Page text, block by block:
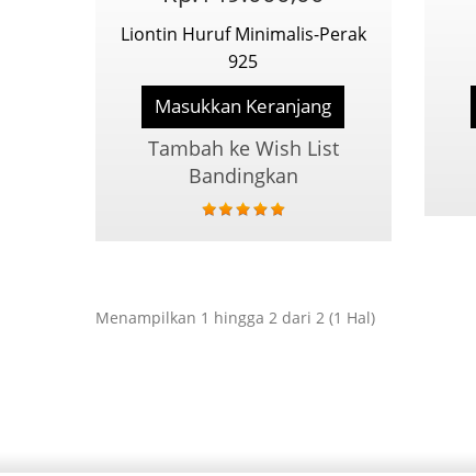
Liontin Huruf Minimalis-Perak
925
Masukkan Keranjang
Tambah ke Wish List
Bandingkan
Menampilkan 1 hingga 2 dari 2 (1 Hal)